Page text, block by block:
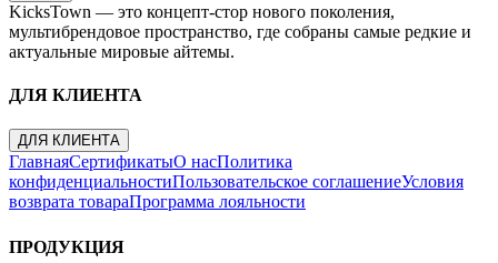
KicksTown — это концепт-стор нового поколения,
мультибрендовое пространство, где собраны самые редкие и
актуальные мировые айтемы.
ДЛЯ КЛИЕНТА
ДЛЯ КЛИЕНТА
ГлавнаяСертификатыО насПолитика
конфиденциальностиПользовательское соглашениеУсловия
возврата товараПрограмма лояльности
ПРОДУКЦИЯ